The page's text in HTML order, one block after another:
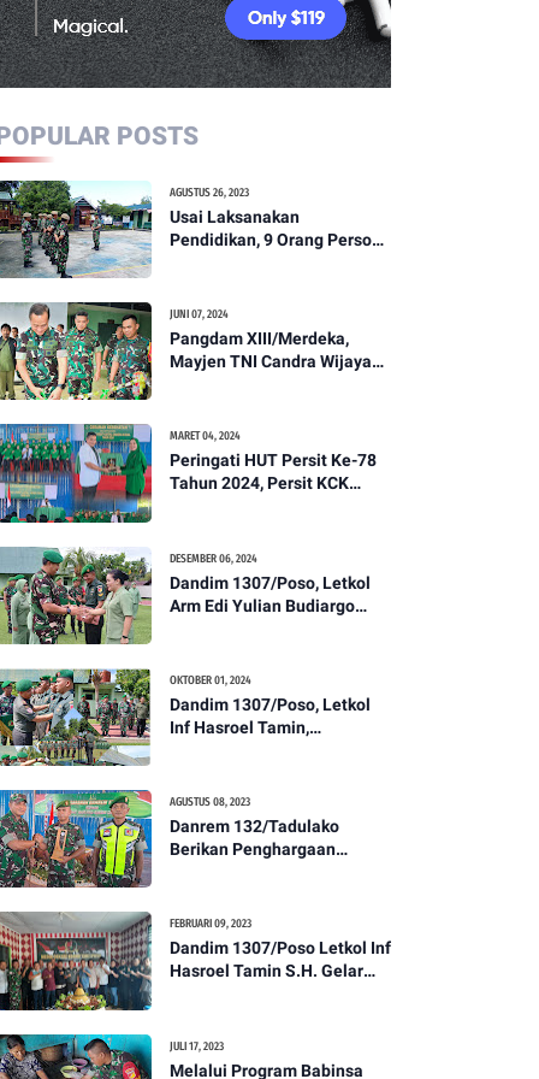
POSTS
AGUSTUS 26, 2023
Usai Laksanakan
Pendidikan, 9 Orang Personil
Ikuti Apel Pagi Dan
Pengecekan
JUNI 07, 2024
Pangdam XIII/Merdeka,
Mayjen TNI Candra Wijaya
MARET 04, 2024
Peringati HUT Persit Ke-78
Tahun 2024, Persit KCK
Kesehatan Tentang
Pencegahan DBD
DESEMBER 06, 2024
Dandim 1307/Poso, Letkol
Arm Edi Yulian Budiargo
1307/Poso
OKTOBER 01, 2024
Dandim 1307/Poso, Letkol
Inf Hasroel Tamin,
Kenaikan Pangkat Personel
Kodim 1307/Poso
AGUSTUS 08, 2023
Danrem 132/Tadulako
Berikan Penghargaan
FEBRUARI 09, 2023
Dandim 1307/Poso Letkol Inf
Hasroel Tamin S.H. Gelar
Tahun 2023
JULI 17, 2023
Melalui Program Babinsa